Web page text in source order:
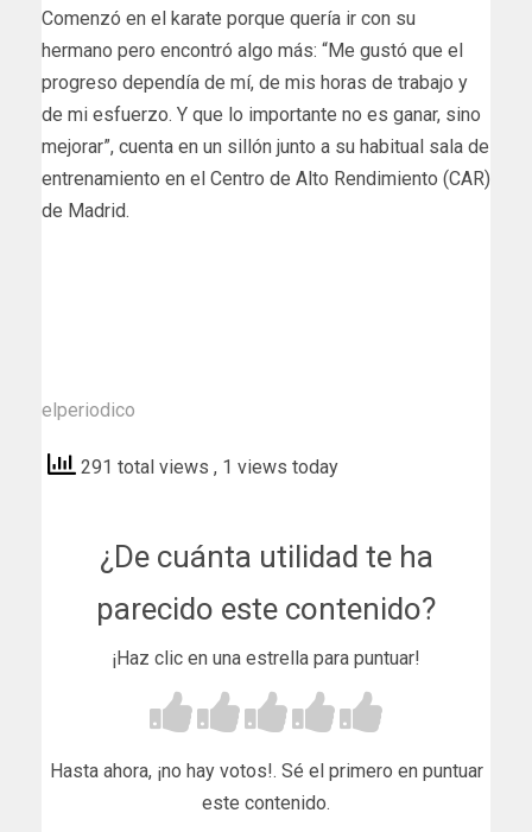
Comenzó en el karate porque quería ir con su
hermano pero encontró algo más: “Me gustó que el
progreso dependía de mí, de mis horas de trabajo y
de mi esfuerzo. Y que lo importante no es ganar, sino
mejorar”, cuenta en un sillón junto a su habitual sala de
entrenamiento en el Centro de Alto Rendimiento (CAR)
de Madrid.
elperiodico
291 total views , 1 views today
¿De cuánta utilidad te ha
parecido este contenido?
¡Haz clic en una estrella para puntuar!
Hasta ahora, ¡no hay votos!. Sé el primero en puntuar
este contenido.